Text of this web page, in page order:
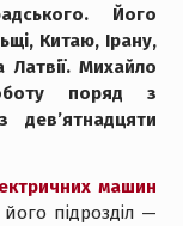
Його
Китаю, Ірану,
Латвії. Михайло
поряд з
дев’ятнадцяти
машин
підрозділ —